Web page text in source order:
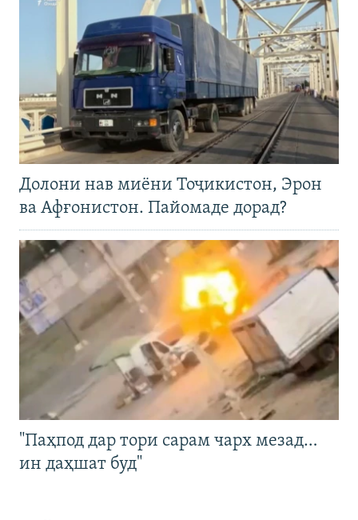
Долони нав миёни Тоҷикистон, Эрон
ва Афғонистон. Пайомаде дорад?
"Паҳпод дар тори сарам чарх мезад…
ин даҳшат буд"